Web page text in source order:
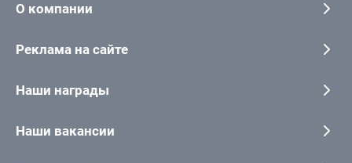
О компании
Реклама на сайте
Наши награды
Наши вакансии